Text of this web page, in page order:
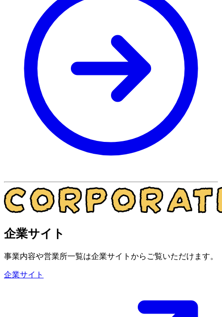
企業サイト
事業内容や営業所一覧は企業サイトからご覧いただけます。
企業サイト